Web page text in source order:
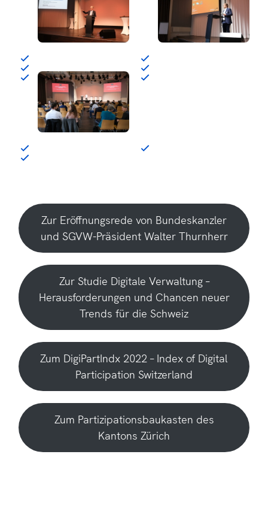
Zur Eröffnungsrede von Bundeskanzler
und SGVW-Präsident Walter Thurnherr
Zur Studie Digitale Verwaltung –
Herausforderungen und Chancen neuer
Trends für die Schweiz
Zum DigiPartIndx 2022 – Index of Digital
Participation Switzerland
Zum Partizipationsbaukasten des
Kantons Zürich